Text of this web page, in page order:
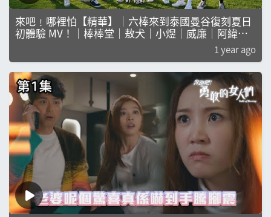
來吧﹗哪裡怕【精華】｜六棒來到泰國曼谷復刻夏日
初體驗 MV！｜棒棒堂｜敖犬｜小煜｜威廉｜阿緯｜
1 year ago